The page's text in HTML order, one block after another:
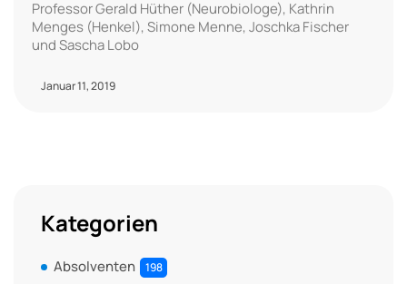
Professor Gerald Hüther (Neurobiologe), Kathrin
Menges (Henkel), Simone Menne, Joschka Fischer
und Sascha Lobo
Januar 11, 2019
Kategorien
Absolventen 198